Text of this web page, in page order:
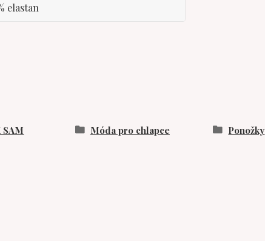
elastan
SAM Móda pro chlapce Ponožky